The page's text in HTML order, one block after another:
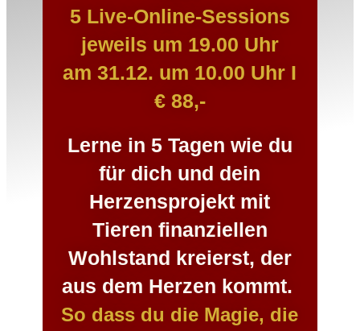
5 Live-Online-Sessions
jeweils um 19.00 Uhr
am 31.12. um 10.00 Uhr I
€ 88,-
Lerne in 5 Tagen wie du
für dich und dein
Herzensprojekt mit
Tieren finanziellen
Wohlstand kreierst, der
aus dem Herzen kommt.
So dass du die Magie, die